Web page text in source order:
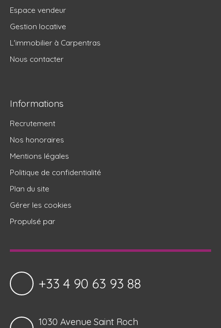
Espace vendeur
Gestion locative
L'immobilier à Carpentras
Nous contacter
Informations
Recrutement
Nos honoraires
Mentions légales
Politique de confidentialité
Plan du site
Gérer les cookies
Propulsé par
+33 4 90 63 93 88
1030 Avenue Saint Roch